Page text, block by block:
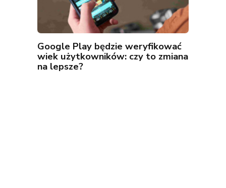
Google Play będzie weryfikować
wiek użytkowników: czy to zmiana
na lepsze?